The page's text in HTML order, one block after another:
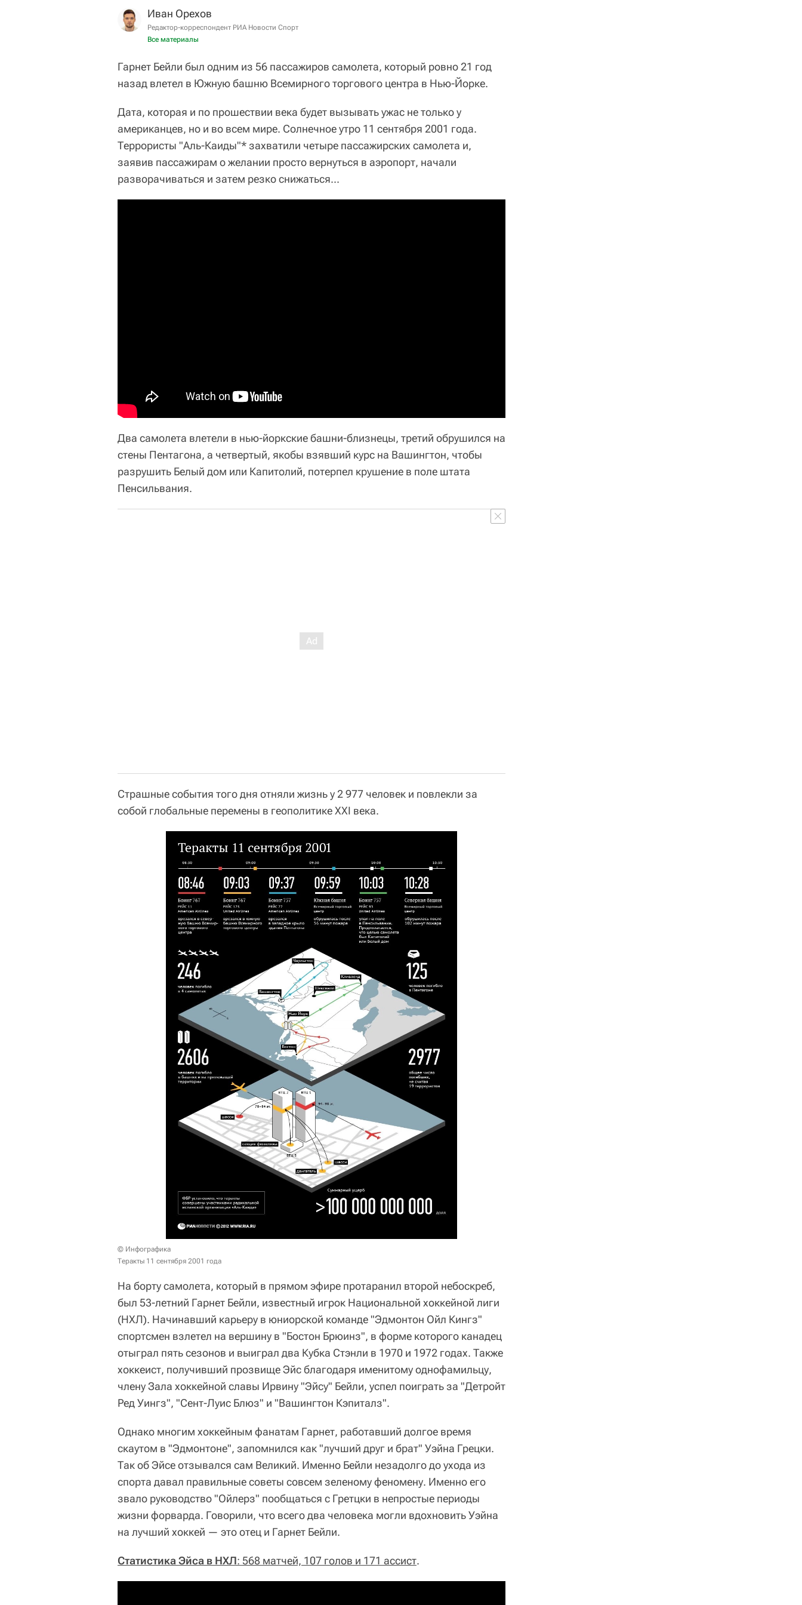
Иван Орехов
Редактор-корреспондент РИА Новости Спорт
Все материалы
Гарнет Бейли был одним из 56 пассажиров самолета, который ровно 21 год
назад влетел в Южную башню Всемирного торгового центра в Нью-Йорке.
Дата, которая и по прошествии века будет вызывать ужас не только у
американцев, но и во всем мире. Солнечное утро 11 сентября 2001 года.
Террористы "Аль-Каиды"* захватили четыре пассажирских самолета и,
заявив пассажирам о желании просто вернуться в аэропорт, начали
разворачиваться и затем резко снижаться...
Два самолета влетели в нью-йоркские башни-близнецы, третий обрушился на
стены Пентагона, а четвертый, якобы взявший курс на Вашингтон, чтобы
разрушить Белый дом или Капитолий, потерпел крушение в поле штата
Пенсильвания.
Страшные события того дня отняли жизнь у 2 977 человек и повлекли за
собой глобальные перемены в геополитике XXI века.
© Инфографика
Теракты 11 сентября 2001 года
На борту самолета, который в прямом эфире протаранил второй небоскреб,
был 53-летний Гарнет Бейли, известный игрок Национальной хоккейной лиги
(НХЛ). Начинавший карьеру в юниорской команде "Эдмонтон Ойл Кингз"
спортсмен взлетел на вершину в "Бостон Брюинз", в форме которого канадец
отыграл пять сезонов и выиграл два Кубка Стэнли в 1970 и 1972 годах. Также
хоккеист, получивший прозвище Эйс благодаря именитому однофамильцу,
члену Зала хоккейной славы Ирвину "Эйсу" Бейли, успел поиграть за "Детройт
Ред Уингз", "Сент-Луис Блюз" и "Вашингтон Кэпиталз".
Однако многим хоккейным фанатам Гарнет, работавший долгое время
скаутом в "Эдмонтоне", запомнился как "лучший друг и брат" Уэйна Грецки.
Так об Эйсе отзывался сам Великий. Именно Бейли незадолго до ухода из
спорта давал правильные советы совсем зеленому феномену. Именно его
звало руководство "Ойлерз" пообщаться с Гретцки в непростые периоды
жизни форварда. Говорили, что всего два человека могли вдохновить Уэйна
на лучший хоккей — это отец и Гарнет Бейли.
Статистика Эйса в НХЛ: 568 матчей, 107 голов и 171 ассист.